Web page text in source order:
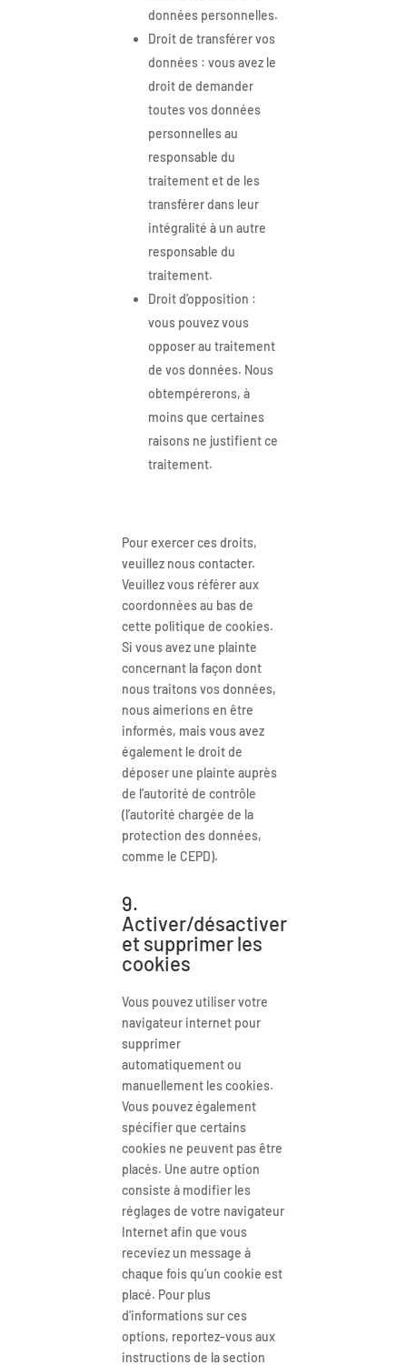
données personnelles.
Droit de transférer vos
données : vous avez le
droit de demander
toutes vos données
personnelles au
responsable du
traitement et de les
transférer dans leur
intégralité à un autre
responsable du
traitement.
Droit d’opposition :
vous pouvez vous
opposer au traitement
de vos données. Nous
obtempérerons, à
moins que certaines
raisons ne justifient ce
traitement.
Pour exercer ces droits,
veuillez nous contacter.
Veuillez vous référer aux
coordonnées au bas de
cette politique de cookies.
Si vous avez une plainte
concernant la façon dont
nous traitons vos données,
nous aimerions en être
informés, mais vous avez
également le droit de
déposer une plainte auprès
de l’autorité de contrôle
(l’autorité chargée de la
protection des données,
comme le CEPD).
9.
Activer/désactiver
et supprimer les
cookies
Vous pouvez utiliser votre
navigateur internet pour
supprimer
automatiquement ou
manuellement les cookies.
Vous pouvez également
spécifier que certains
cookies ne peuvent pas être
placés. Une autre option
consiste à modifier les
réglages de votre navigateur
Internet afin que vous
receviez un message à
chaque fois qu’un cookie est
placé. Pour plus
d’informations sur ces
options, reportez-vous aux
instructions de la section